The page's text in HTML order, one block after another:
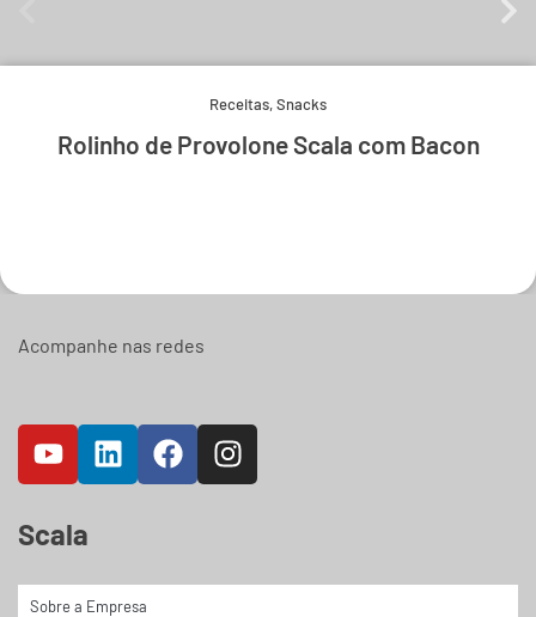
Receitas,Snacks
Rolinho de Provolone Scala com Bacon
Acompanhe nas redes
Scala
Sobre a Empresa